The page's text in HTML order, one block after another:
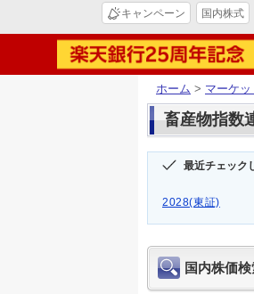
キャンペーン 国内株式
ホーム > マーケッ
畜産物指数
最近チェック
2028(東証)